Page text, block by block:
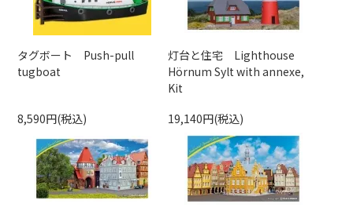
タグボート Push-pull
tugboat
8,590円(税込)
灯台と住宅 Lighthouse
Hörnum Sylt with annexe,
Kit
19,140円(税込)